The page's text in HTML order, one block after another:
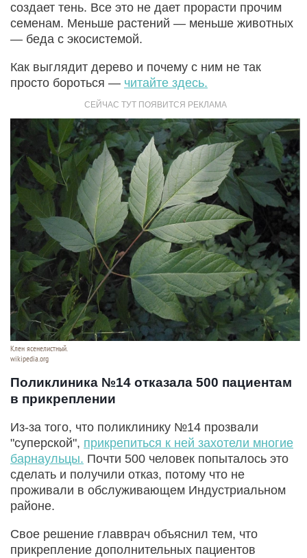
создает тень. Все это не дает прорасти прочим
семенам. Меньше растений — меньше животных
— беда с экосистемой.
Как выглядит дерево и почему с ним не так
просто бороться — читайте здесь.
Клен ясенелистный.
wikipedia.org
Поликлиника №14 отказала 500 пациентам
в прикреплении
Из-за того, что поликлинику №14 прозвали
"суперской", прикрепиться к ней захотели многие
барнаульцы. Почти 500 человек попыталось это
сделать и получили отказ, потому что не
проживали в обслуживающем Индустриальном
районе.
Свое решение главврач объяснил тем, что
прикрепление дополнительных пациентов